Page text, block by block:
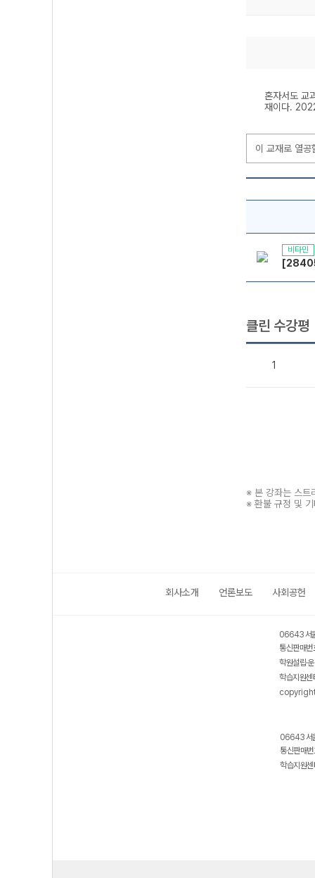
혼자서도 교
재이다.
이 교재로 열
비타민
클린 수강평
1
※ 본 강좌는 스트
※ 환불 규정 및
회사소개 언론보도 사회공헌
06643 서
통신판매
학원설립·
학습지원
06643 서
통신판매
학습지원